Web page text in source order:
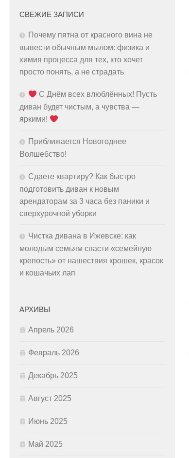
СВЕЖИЕ ЗАПИСИ
Почему пятна от красного вина не
вывести обычным мылом: физика и
химия процесса для тех, кто хочет
просто понять, а не страдать
С Днём всех влюблённых! Пусть
диван будет чистым, а чувства —
яркими!
Приближается Новогоднее
Волшебство!
Сдаете квартиру? Как быстро
подготовить диван к новым
арендаторам за 3 часа без паники и
сверхурочной уборки
Чистка дивана в Ижевске: как
молодым семьям спасти «семейную
крепость» от нашествия крошек, красок
и кошачьих лап
АРХИВЫ
Апрель 2026
Февраль 2026
Декабрь 2025
Август 2025
Июнь 2025
Май 2025